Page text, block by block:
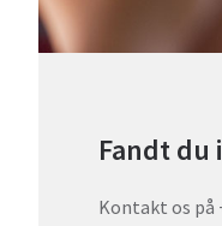
Fandt du
Kontakt os på